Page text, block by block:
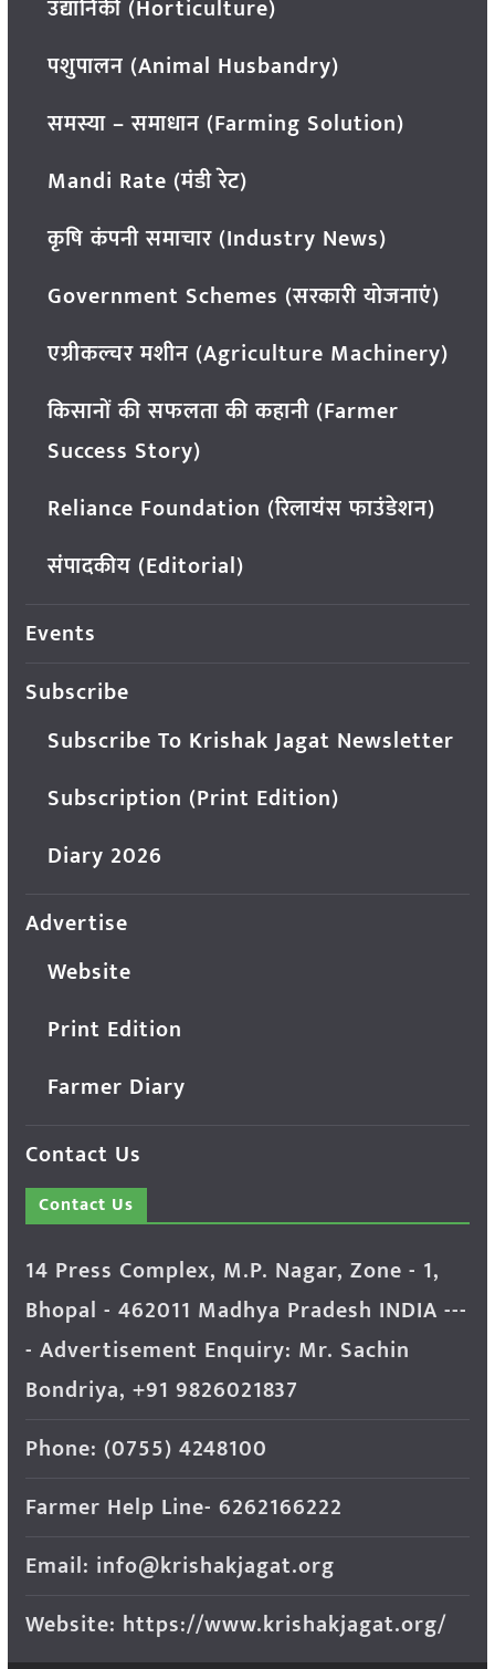
उद्यानिकी (Horticulture)
पशुपालन (Animal Husbandry)
समस्या – समाधान (Farming Solution)
Mandi Rate (मंडी रेट)
कृषि कंपनी समाचार (Industry News)
Government Schemes (सरकारी योजनाएं)
एग्रीकल्चर मशीन (Agriculture Machinery)
किसानों की सफलता की कहानी (Farmer
Success Story)
Reliance Foundation (रिलायंस फाउंडेशन)
संपादकीय (Editorial)
Events
Subscribe
Subscribe To Krishak Jagat Newsletter
Subscription (Print Edition)
Diary 2026
Advertise
Website
Print Edition
Farmer Diary
Contact Us
Contact Us
14 Press Complex, M.P. Nagar, Zone - 1,
Bhopal - 462011 Madhya Pradesh INDIA ---
- Advertisement Enquiry: Mr. Sachin
Bondriya, +91 9826021837
Phone: (0755) 4248100
Farmer Help Line- 6262166222
Email: info@krishakjagat.org
Website: https://www.krishakjagat.org/